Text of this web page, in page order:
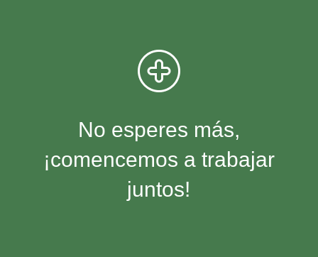
No esperes más,
¡comencemos a trabajar
juntos!